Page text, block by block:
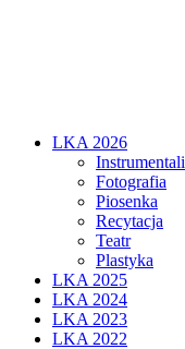
LKA 2026
Fotografia
Piosenka
Recytacja
Teatr
Plastyka
LKA 2025
LKA 2024
LKA 2023
LKA 2022